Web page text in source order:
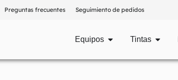
Preguntas frecuentes Seguimiento de pedidos
Equipos Tintas